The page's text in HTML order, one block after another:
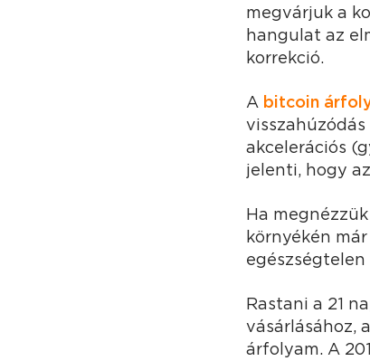
megvárjuk a
hangulat az
korrekció.
A bitcoin
akcelerációs
jelenti, hogy
Ha
környékén
Rastani a 21
vásárlásához,
árfolyam. A